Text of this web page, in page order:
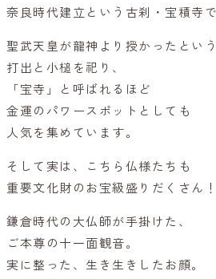
奈良時代建立という古刹・宝積寺で
聖武天皇が龍神より授かったという
打出と小槌を祀り、
「宝寺」と呼ばれるほど
金運のパワースポットとしても
人気を集めています。
そして実は、こちら仏様たちも
重要文化財のお宝級盛りだくさん！
鎌倉時代の大仏師が手掛けた、
ご本尊の十一面観音。
実に整った、生き生きしたお顔。